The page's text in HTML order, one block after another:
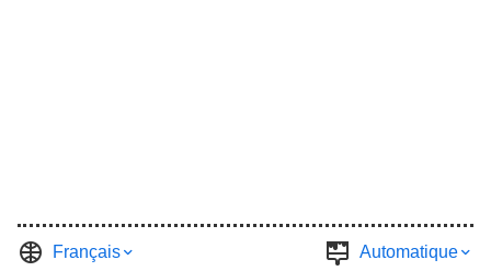
Français Automatique